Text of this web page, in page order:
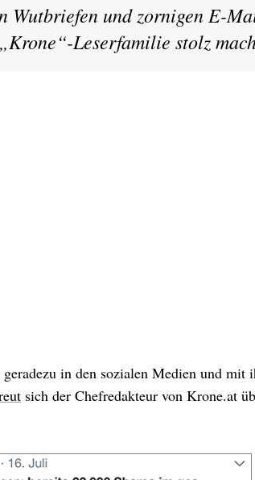
Wutbriefen und zornigen E-
Leserfamilie stolz
in den sozialen Medien und mit
sich der Chefredakteur von Krone.at